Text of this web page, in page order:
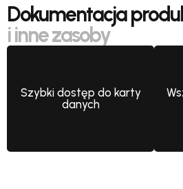
Dokumentacja
i inne zasoby
Szybki dostęp do karty
danych